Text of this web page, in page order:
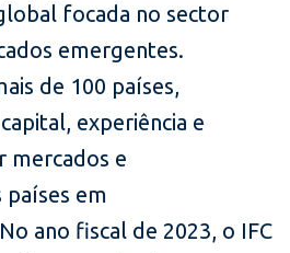
focada no sector
emergentes.
de 100 países,
experiência e
mercados e
em
ano fiscal de 2023, o IFC